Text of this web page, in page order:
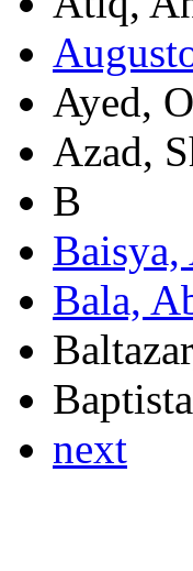
Ayed,
Azad,
B
Bala,
next